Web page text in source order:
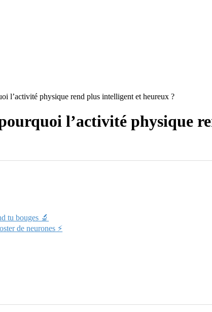
l’activité physique rend plus intelligent et heureux ?
l’activité physique
tu bouges 🔬
de neurones ⚡